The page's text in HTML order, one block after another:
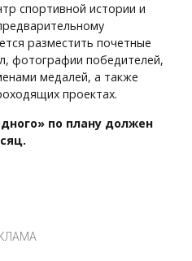
спортивной истории и
разместить почетные
фотографии победителей,
медалей, а также
проектах.
по плану должен